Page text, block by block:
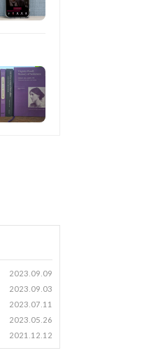
2023.09.09
2023.09.03
2023.07.11
2023.05.26
2021.12.12